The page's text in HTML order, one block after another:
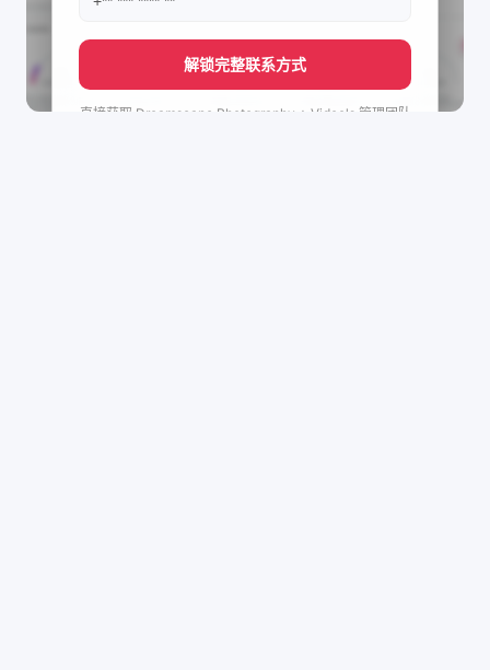
解锁完整联系方式
直接获取 Dreamscape Photography + Video's 管理团队